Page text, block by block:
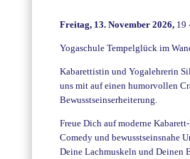
Freitag, 13. November 2026,19
Yogaschule Tempelglück im
Kabarettistin und Yogalehrerin
uns mit auf einen humorvollen
Bewusstseinserheiterung.
Freue Dich auf moderne
Comedy und bewusstseinsnahe
Deine Lachmuskeln und Deinen